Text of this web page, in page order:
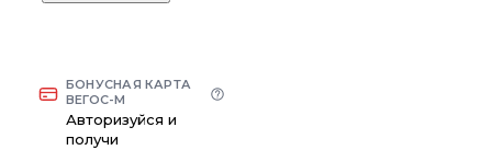
БОНУСНАЯ КАРТА
ВЕГОС-М
Авторизуйся и
получи